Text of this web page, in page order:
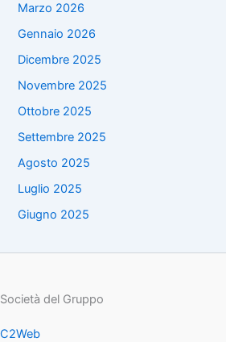
Marzo 2026
Gennaio 2026
Dicembre 2025
Novembre 2025
Ottobre 2025
Settembre 2025
Agosto 2025
Luglio 2025
Giugno 2025
Società del Gruppo
C2Web